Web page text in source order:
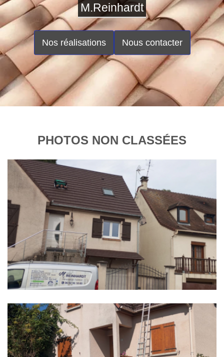
M.Reinhardt
Nos réalisations Nous contacter
PHOTOS NON CLASSÉES